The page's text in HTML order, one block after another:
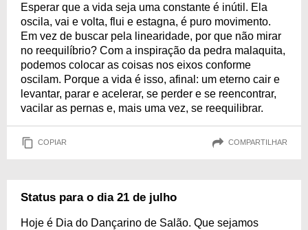
Esperar que a vida seja uma constante é inútil. Ela
oscila, vai e volta, flui e estagna, é puro movimento.
Em vez de buscar pela linearidade, por que não mirar
no reequilíbrio? Com a inspiração da pedra malaquita,
podemos colocar as coisas nos eixos conforme
oscilam. Porque a vida é isso, afinal: um eterno cair e
levantar, parar e acelerar, se perder e se reencontrar,
vacilar as pernas e, mais uma vez, se reequilibrar.
COPIAR COMPARTILHAR
Status para o dia 21 de julho
Hoje é Dia do Dançarino de Salão. Que sejamos